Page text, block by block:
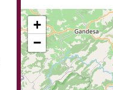
+
−